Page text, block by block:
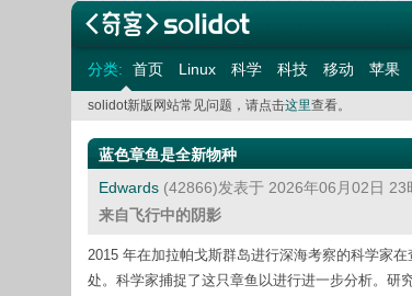
分类: 首页 Linux 科学 科技 移动 苹果
solidot新版网站常见问题，请点击这里查看。
蓝色章鱼是全新物种
Edwards(42866)发表于 2026年06月02日 23
来自飞行中的阴影
2015 年在加拉帕戈斯群岛进行深海考察的科学家
处。科学家捕捉了这只章鱼以进行进一步分析。研